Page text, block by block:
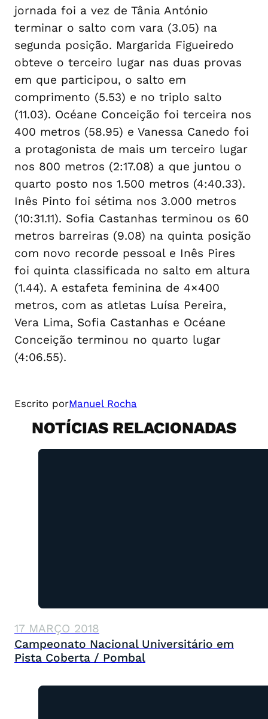
jornada foi a vez de Tânia António
terminar o salto com vara (3.05) na
segunda posição. Margarida Figueiredo
obteve o terceiro lugar nas duas provas
em que participou, o salto em
comprimento (5.53) e no triplo salto
(11.03). Océane Conceição foi terceira nos
400 metros (58.95) e Vanessa Canedo foi
a protagonista de mais um terceiro lugar
nos 800 metros (2:17.08) a que juntou o
quarto posto nos 1.500 metros (4:40.33).
Inês Pinto foi sétima nos 3.000 metros
(10:31.11). Sofia Castanhas terminou os 60
metros barreiras (9.08) na quinta posição
com novo recorde pessoal e Inês Pires
foi quinta classificada no salto em altura
(1.44). A estafeta feminina de 4×400
metros, com as atletas Luísa Pereira,
Vera Lima, Sofia Castanhas e Océane
Conceição terminou no quarto lugar
(4:06.55).
Escrito porManuel Rocha
NOTÍCIAS RELACIONADAS
17 MARÇO 2018
Campeonato Nacional Universitário em
Pista Coberta / Pombal